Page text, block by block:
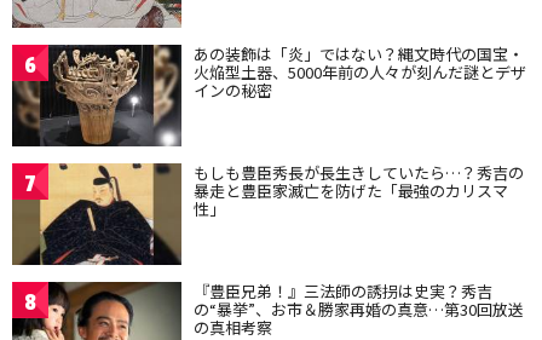
6 あの装飾は「炎」ではない？縄文時代の国宝・
火焔型土器、5000年前の人々が刻んだ謎とデザ
インの秘密
7 もしも豊臣秀長が長生きしていたら…？秀吉の
暴走と豊臣家滅亡を防げた「最強のカリスマ
性」
8 『豊臣兄弟！』三法師の誘拐は史実？秀吉
の“暴挙”、お市＆勝家再婚の真意…第30回放送
の真相考察